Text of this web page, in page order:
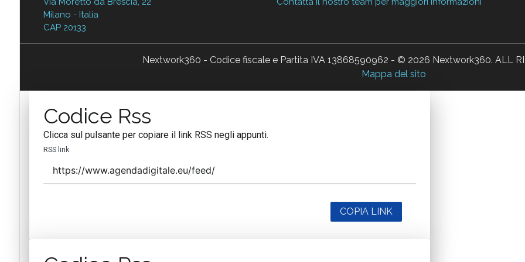
Milano - Italia
CAP 20133
Nextwork360 - Codice fiscale e Partita IVA 13868590962 - © 2026 Nextwork360. ALL
Mappa del sito
Codice Rss
Clicca sul pulsante per copiare il link RSS negli appunti.
RSS link
COPIA LINK